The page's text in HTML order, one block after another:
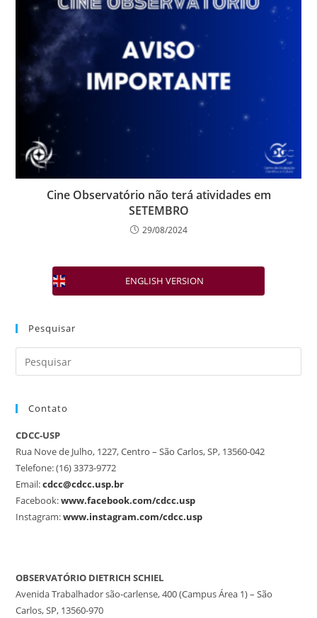
Cine Observatório não terá atividades em
SETEMBRO
29/08/2024
ENGLISH VERSION
Pesquisar
Contato
CDCC-USP
Rua Nove de Julho, 1227, Centro – São Carlos, SP, 13560-042
Telefone: (16) 3373-9772
Email:cdcc@cdcc.usp.br
Facebook:www.facebook.com/cdcc.usp
Instagram:www.instagram.com/cdcc.usp
OBSERVATÓRIO DIETRICH SCHIEL
Avenida Trabalhador são-carlense, 400 (Campus Área 1) – São
Carlos, SP, 13560-970